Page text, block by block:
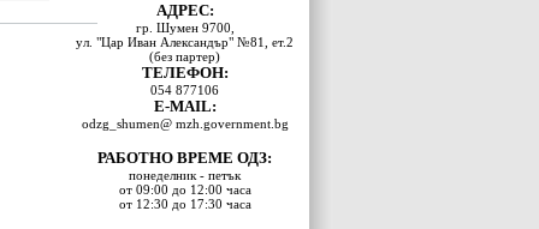
АДРЕС:
гр. Шумен 9700,
ул. "Цар Иван Александър" №81, ет.2
(без партер)
ТЕЛЕФОН:
054 877106
E-MAIL:
odzg_shumen@ mzh.government.bg
РАБОТНО ВРЕМЕ ОДЗ:
понеделник - петък
от 09:00 до 12:00 часа
от 12:30 до 17:30 часа